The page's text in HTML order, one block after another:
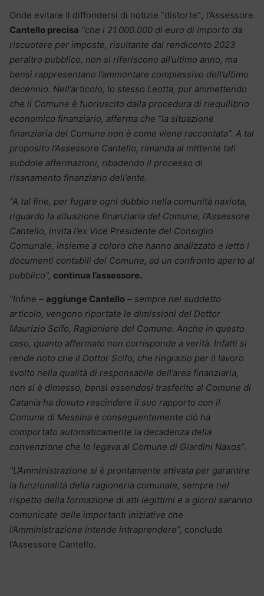
Onde evitare il diffondersi di notizie “distorte”, l’Assessore
Cantello precisa “che i 21.000.000 di euro di importo da
riscuotere per imposte, risultante dal rendiconto 2023
peraltro pubblico, non si riferiscono all’ultimo anno, ma
bensì rappresentano l’ammontare complessivo dell’ultimo
decennio. Nell’articolo, lo stesso Leotta, pur ammettendo
che il Comune è fuoriuscito dalla procedura di riequilibrio
economico finanziario, afferma che “la situazione
finanziaria del Comune non è come viene raccontata”. A tal
proposito l’Assessore Cantello, rimanda al mittente tali
subdole affermazioni, ribadendo il processo di
risanamento finanziario dell’ente.
“A tal fine, per fugare ogni dubbio nella comunità naxiota,
riguardo la situazione finanziaria del Comune, l’Assessore
Cantello, invita l’ex Vice Presidente del Consiglio
Comunale, insieme a coloro che hanno analizzato e letto i
documenti contabili del Comune, ad un confronto aperto al
pubblico”, continua l’assessore.
“Infine – aggiunge Cantello – sempre nel suddetto
articolo, vengono riportate le dimissioni del Dottor
Maurizio Scifo, Ragioniere del Comune. Anche in questo
caso, quanto affermato non corrisponde a verità. Infatti si
rende noto che il Dottor Scifo, che ringrazio per il lavoro
svolto nella qualità di responsabile dell’area finanziaria,
non si è dimesso, bensì essendosi trasferito al Comune di
Catania ha dovuto rescindere il suo rapporto con il
Comune di Messina e conseguentemente ciò ha
comportato automaticamente la decadenza della
convenzione che lo legava al Comune di Giardini Naxos”.
“L’Amministrazione si è prontamente attivata per garantire
la funzionalità della ragioneria comunale, sempre nel
rispetto della formazione di atti legittimi e a giorni saranno
comunicate delle importanti iniziative che
l’Amministrazione intende intraprendere”, conclude
l’Assessore Cantello.